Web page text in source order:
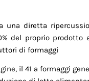
una diretta
del proprio
di formaggi
il 41 a formaggi